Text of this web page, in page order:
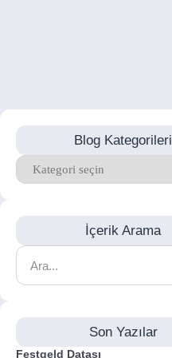
Blog Kategorileri
İçerik Arama
Son Yazılar
Festgeld Datası